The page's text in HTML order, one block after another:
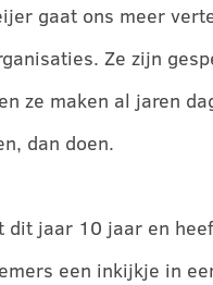
gaat ons meer
Ze zijn
ze maken al jaren
dan doen.
dit jaar 10 jaar en
een inkijkje in